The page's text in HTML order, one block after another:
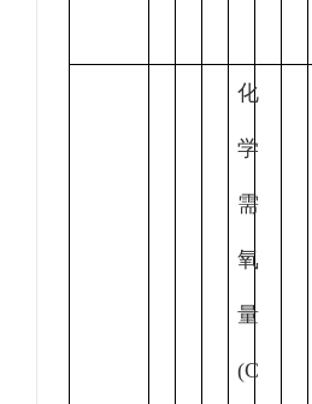
化
学
需
氧
量
(C